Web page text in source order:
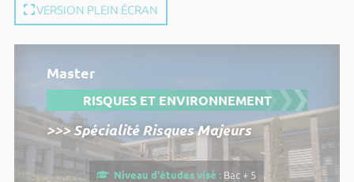
VERSION PLEIN ÉCRAN
Master
RISQUES ET ENVIRONNEMENT
>>> Spécialité Risques Majeurs
Niveau d'études visé : Bac + 5